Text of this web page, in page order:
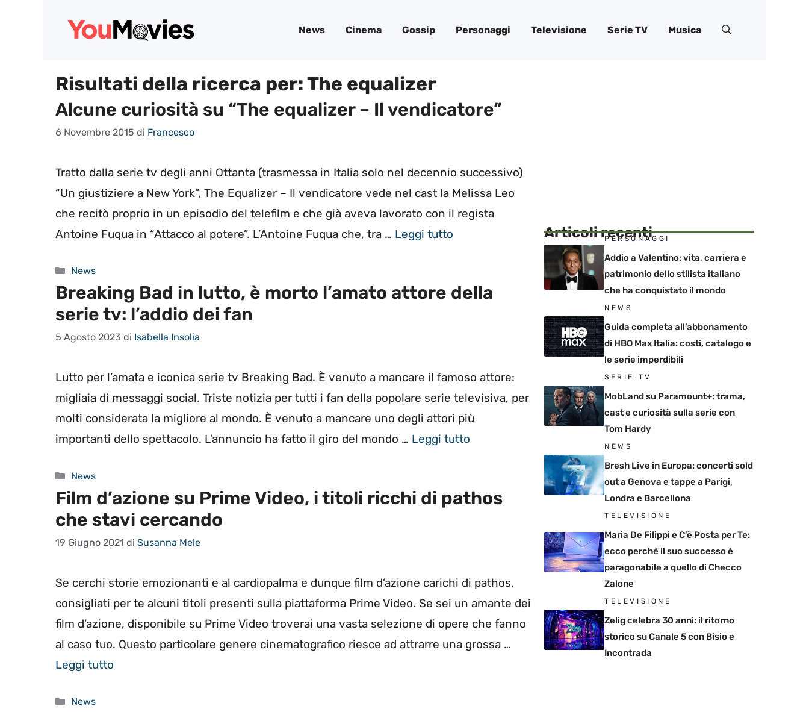
News Cinema Gossip Personaggi Televisione Serie TV Musica
Risultati della ricerca per:The equalizer
Alcune curiosità su “The equalizer – Il vendicatore”
6 Novembre 2015 di Francesco
Tratto dalla serie tv degli anni Ottanta (trasmessa in Italia solo nel decennio successivo)
“Un giustiziere a New York”, The Equalizer – Il vendicatore vede nel cast la Melissa Leo
che recitò proprio in un episodio del telefilm e che già aveva lavorato con il regista
Antoine Fuqua in “Attacco al potere”. L’Antoine Fuqua che, tra … Leggi tutto
Categorie
News
Breaking Bad in lutto, è morto l’amato attore della
serie tv: l’addio dei fan
5 Agosto 2023 di Isabella Insolia
Lutto per l’amata e iconica serie tv Breaking Bad. È venuto a mancare il famoso attore:
migliaia di messaggi social. Triste notizia per tutti i fan della popolare serie televisiva, per
molti considerata la migliore al mondo. È venuto a mancare uno degli attori più
importanti dello spettacolo. L’annuncio ha fatto il giro del mondo … Leggi tutto
Categorie
News
Film d’azione su Prime Video, i titoli ricchi di pathos
che stavi cercando
19 Giugno 2021 di Susanna Mele
Se cerchi storie emozionanti e al cardiopalma e dunque film d’azione carichi di pathos,
consigliati per te alcuni titoli presenti sulla piattaforma Prime Video. Se sei un amante dei
film d’azione, disponibile su Prime Video troverai una vasta selezione di opere che fanno
al caso tuo. Questo particolare genere cinematografico riesce ad attrarre una grossa …
Leggi tutto
Categorie
News
Articoli recenti
PERSONAGGI
Addio a Valentino: vita, carriera e
patrimonio dello stilista italiano
che ha conquistato il mondo
NEWS
Guida completa all’abbonamento
di HBO Max Italia: costi, catalogo e
le serie imperdibili
SERIE TV
MobLand su Paramount+: trama,
cast e curiosità sulla serie con
Tom Hardy
NEWS
Bresh Live in Europa: concerti sold
out a Genova e tappe a Parigi,
Londra e Barcellona
TELEVISIONE
Maria De Filippi e C’è Posta per Te:
ecco perché il suo successo è
paragonabile a quello di Checco
Zalone
TELEVISIONE
Zelig celebra 30 anni: il ritorno
storico su Canale 5 con Bisio e
Incontrada